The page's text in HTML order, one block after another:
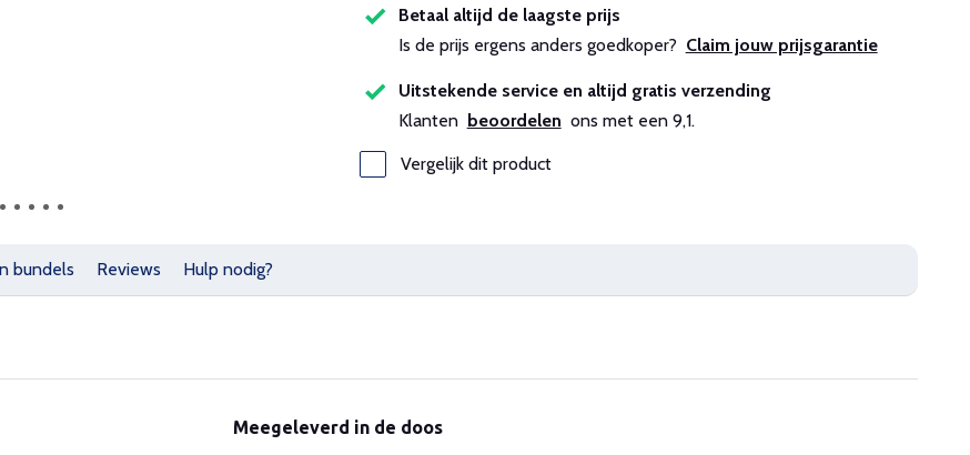
Betaal altijd de laagste prijs
Is de prijs ergens anders goedkoper? Claim jouw prijsgarantie
Uitstekende service en altijd gratis verzending
Klanten beoordelen ons met een 9,1.
Vergelijk dit product
bundels Reviews Hulp nodig?
Meegeleverd in de doos